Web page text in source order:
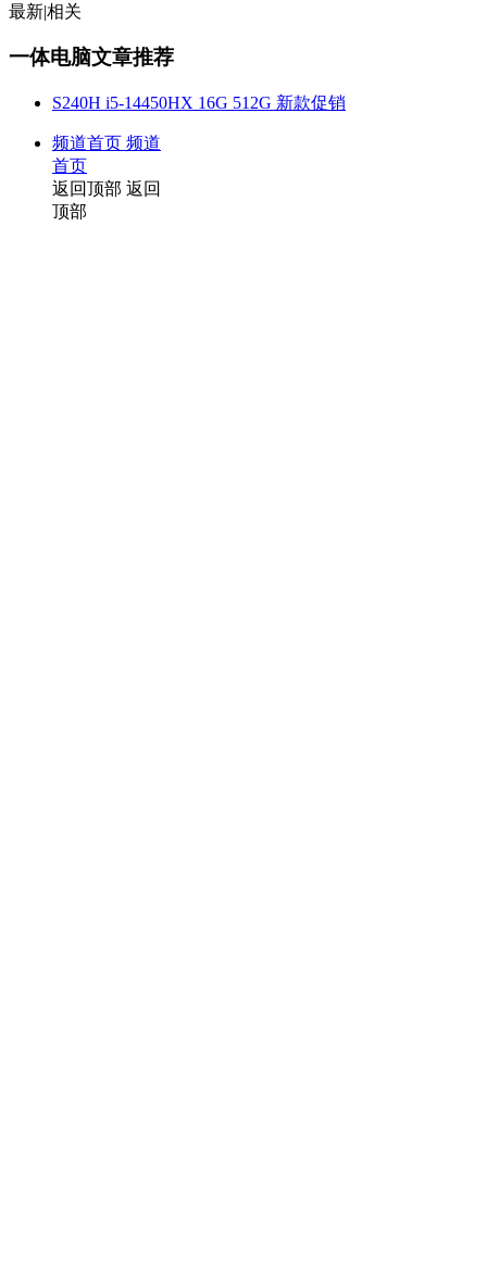
最新|相关
一体电脑文章推荐
S240H i5-14450HX 16G 512G 新款促销
频道首页 频道
首页
返回顶部 返回
顶部